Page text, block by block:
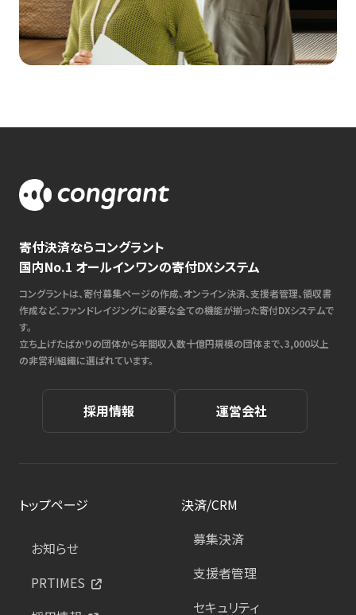
寄付決済ならコングラント
国内No.1 オールインワンの寄付DXシステム
コングラントは、寄付募集ページの作成、オンライン決済、支援者管理、領収書
作成など、ファンドレイジングに必要な全ての機能が揃った寄付DXシステムで
す。
立ち上げたばかりの団体から年間収入数十億円規模の団体まで、3,000以上
の非営利組織に選ばれています。
採用情報 運営会社
トップページ
お知らせ
PRTIMES
決済/CRM
募集決済
支援者管理
セキュリティ